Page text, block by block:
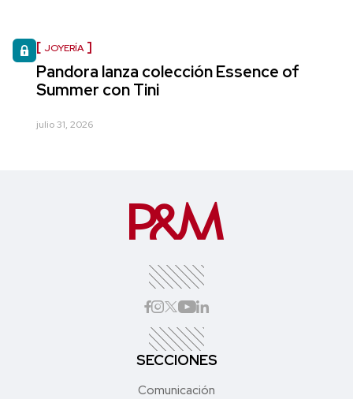
JOYERÍA
Pandora lanza colección Essence of
Summer con Tini
julio 31, 2026
SECCIONES
Comunicación